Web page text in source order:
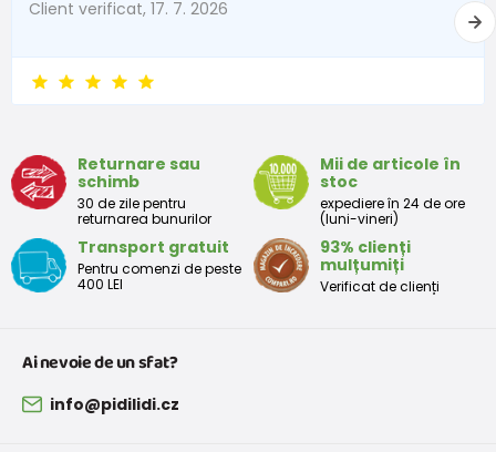
74
86 12-18 lună 81 - 86
92 18-24 lună 87 - 92
2-3 ani 93 - 98
110
116
Client verificat, 17. 7. 2026
Returnare sau
schimb
30 de zile pentru
returnarea bunurilor
Mii de articole în
stoc
expediere în 24 de ore
(luni-vineri)
Transport gratuit
Pentru comenzi de peste
400 LEI
93% clienți
mulțumiți
Verificat de clienți
Ai nevoie de un sfat?
info@pidilidi.cz